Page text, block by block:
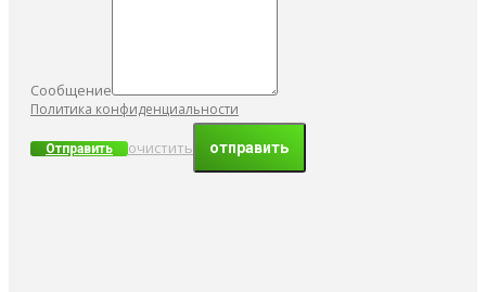
Сообщение
Политика конфиденциальности
Отправить очистить